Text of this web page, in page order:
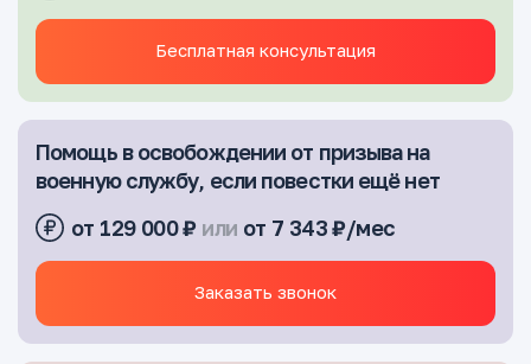
Бесплатная консультация
Помощь в освобождении от призыва на
военную службу, если повестки ещё нет
от 129 000 ₽ или от 7 343 ₽/мес
Заказать звонок